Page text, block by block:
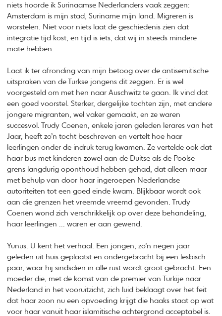
niets hoorde ik Surinaamse Nederlanders vaak zeggen:
Amsterdam is mijn stad, Suriname mijn land. Migreren is
worstelen. Niet voor niets laat de geschiedenis zien dat
integratie tijd kost, en tijd is iets, dat wij in steeds mindere
mate hebben.
Laat ik ter afronding van mijn betoog over de antisemitische
uitspraken van de Turkse jongens dit zeggen. Er is wel
voorgesteld om met hen naar Auschwitz te gaan. Ik vind dat
een goed voorstel. Sterker, dergelijke tochten zijn, met andere
jongere migranten, wel vaker gemaakt, en ze waren
succesvol. Trudy Coenen, enkele jaren geleden lerares van het
Jaar, heeft zo’n tocht beschreven en vertelt hoe haar
leerlingen onder de indruk terug kwamen. Ze vertelde ook dat
haar bus met kinderen zowel aan de Duitse als de Poolse
grens langdurig oponthoud hebben gehad, dat alleen maar
met behulp van door haar ingeroepen Nederlandse
autoriteiten tot een goed einde kwam. Blijkbaar wordt ook
aan die grenzen het vreemde vreemd gevonden. Trudy
Coenen wond zich verschrikkelijk op over deze behandeling,
haar leerlingen ... waren er aan gewend.
Yunus. U kent het verhaal. Een jongen, zo’n negen jaar
geleden uit huis geplaatst en ondergebracht bij een lesbisch
paar, waar hij sindsdien in alle rust wordt groot gebracht. Een
moeder die, met de komst van de premier van Turkije naar
Nederland in het vooruitzicht, zich luid beklaagt over het feit
dat haar zoon nu een opvoeding krijgt die haaks staat op wat
voor haar vanuit haar islamitische achtergrond acceptabel is.